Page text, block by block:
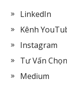
LinkedIn
Kênh
Instagram
Tư Vấn
Medium